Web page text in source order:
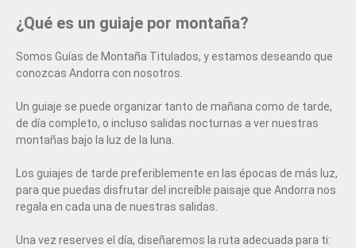
¿Qué es un guiaje por montaña?
Somos Guías de Montaña Titulados, y estamos deseando que
conozcas Andorra con nosotros.
Un guiaje se puede organizar tanto de mañana como de tarde,
de día completo, o incluso salidas nocturnas a ver nuestras
montañas bajo la luz de la luna.
Los guiajes de tarde preferiblemente en las épocas de más luz,
para que puedas disfrutar del increíble paisaje que Andorra nos
regala en cada una de nuestras salidas.
Una vez reserves el día, diseñaremos la ruta adecuada para ti: